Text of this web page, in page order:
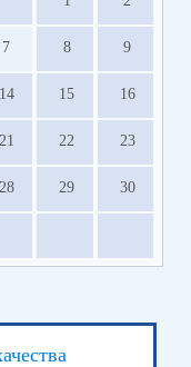
7 8 9
14 15 16
21 22 23
28 29 30